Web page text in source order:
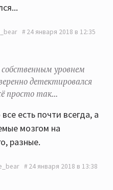
24 января 2018 в 12:35
собственным уровнем
детектировался
просто так...
есть почти всегда, а
мозгом на
разные.
24 января 2018 в 13:38